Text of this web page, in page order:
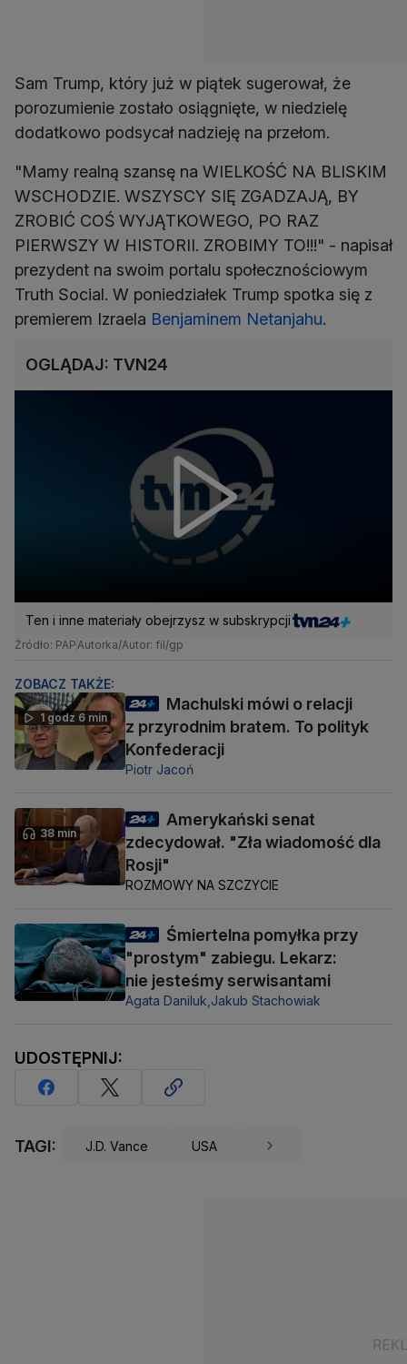
Sam Trump, który już w piątek sugerował, że
porozumienie zostało osiągnięte, w niedzielę
"Mamy realną szansę na WIELKOŚĆ NA BLISKIM
WSCHODZIE. WSZYSCY SIĘ ZGADZAJĄ, BY
ZROBIĆ COŚ WYJĄTKOWEGO, PO RAZ
PIERWSZY W HISTORII. ZROBIMY TO!!!" - napisał
prezydent na swoim portalu społecznościowym
Truth Social. W poniedziałek Trump spotka się z
premierem Izraela Benjaminem Netanjahu.
OGLĄDAJ: TVN24
Ten i inne materiały obejrzysz w subskrypcji
Źródło: PAPAutorka/Autor: fil/gp
ZOBACZ TAKŻE:
1 godz 6 min
Machulski mówi o relacji
z przyrodnim bratem. To polityk
Konfederacji
Piotr Jacoń
38 min
Amerykański senat
zdecydował. "Zła wiadomość dla
Rosji"
ROZMOWY NA SZCZYCIE
Śmiertelna pomyłka przy
"prostym" zabiegu. Lekarz:
nie jesteśmy serwisantami
Agata Daniluk, Jakub Stachowiak
UDOSTĘPNIJ:
TAGI: J.D. Vance USA